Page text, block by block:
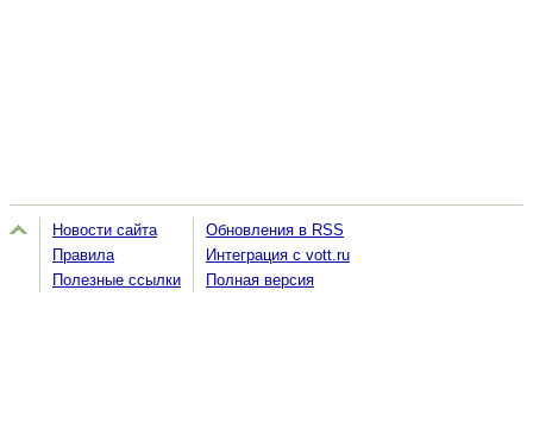
Новости сайта
Правила
Полезные ссылки
Обновления в RSS
Интеграция с vott.ru
Полная версия